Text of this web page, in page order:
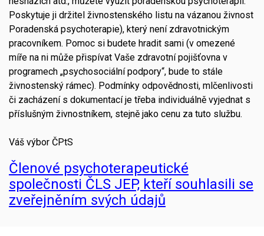
Poskytuje ji držitel živnostenského listu na vázanou živnost
Poradenská psychoterapie), který není zdravotnickým
pracovníkem. Pomoc si budete hradit sami (v omezené
míře na ni může přispívat Vaše zdravotní pojišťovna v
programech „psychosociální podpory“, bude to stále
živnostenský rámec). Podmínky odpovědnosti, mlčenlivosti
či zacházení s dokumentací je třeba individuálně vyjednat s
příslušným živnostníkem, stejně jako cenu za tuto službu.
Váš výbor ČPtS
Členové psychoterapeutické
společnosti ČLS JEP, kteří souhlasili se
zveřejněním svých údajů